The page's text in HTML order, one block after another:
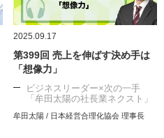
2025.09.17
第399回 売上を伸ばす決め手は
「想像力」
ビジネスリーダー×次の一手
「牟田太陽の社長業ネクスト」
牟田太陽 / 日本経営合理化協会 理事長